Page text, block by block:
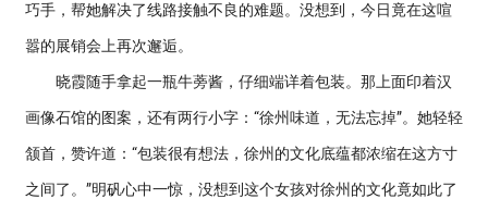
巧手，帮她解决了线路接触不良的难题。没想到，今日竟在这喧
嚣的展销会上再次邂逅。
晓霞随手拿起一瓶牛蒡酱，仔细端详着包装。那上面印着汉
画像石馆的图案，还有两行小字：“徐州味道，无法忘掉”。她轻轻
颔首，赞许道：“包装很有想法，徐州的文化底蕴都浓缩在这方寸
之间了。”明矾心中一惊，没想到这个女孩对徐州的文化竟如此了